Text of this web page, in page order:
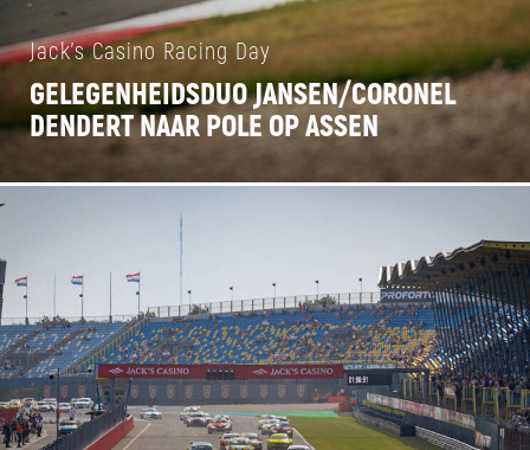
Jack's Casino Racing Day
GELEGENHEIDSDUO JANSEN/CORONEL
DENDERT NAAR POLE OP ASSEN